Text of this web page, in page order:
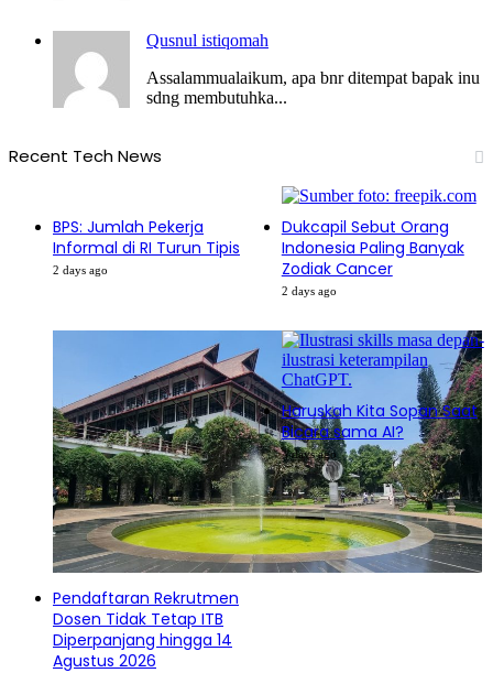
Qusnul istiqomah
Assalammualaikum, apa bnr ditempat bapak inu
sdng membutuhka...
Recent Tech News
BPS: Jumlah Pekerja
Informal di RI Turun Tipis
2 days ago
Dukcapil Sebut Orang
Indonesia Paling Banyak
Zodiak Cancer
2 days ago
Pendaftaran Rekrutmen
Dosen Tidak Tetap ITB
Diperpanjang hingga 14
Agustus 2026
Haruskah Kita Sopan Saat
Bicara sama AI?
3 days ago